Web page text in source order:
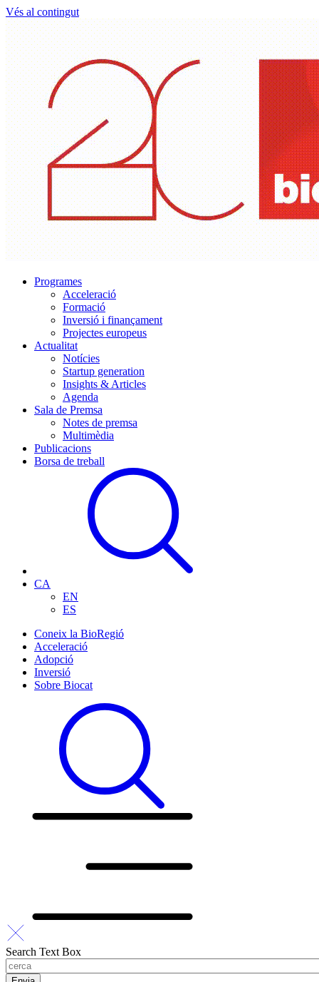
Vés al contingut
Programes
Acceleració
Formació
Inversió i finançament
Projectes europeus
Actualitat
Notícies
Startup generation
Insights & Articles
Agenda
Sala de Premsa
Notes de premsa
Multimèdia
Publicacions
Borsa de treball
CA
EN
ES
Coneix la BioRegió
Acceleració
Adopció
Inversió
Sobre Biocat
Search Text Box